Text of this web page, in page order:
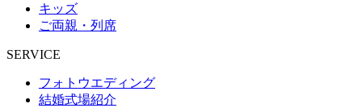
キッズ
ご両親・列席
SERVICE
フォトウエディング
結婚式場紹介